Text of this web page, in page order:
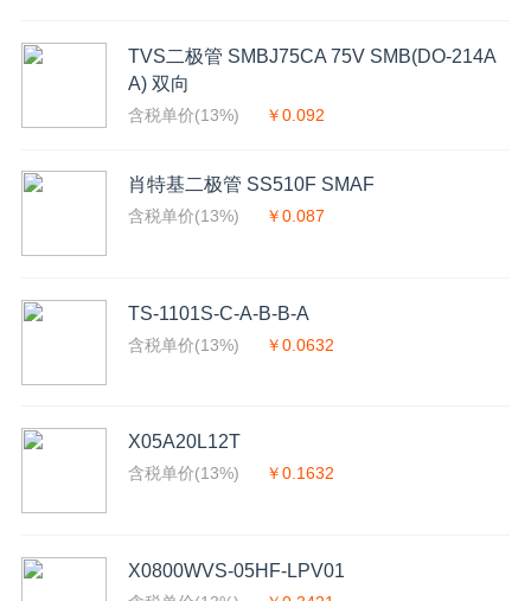
TVS二极管 SMBJ75CA 75V SMB(DO-214A
A) 双向
含税单价(13%) ￥0.092
肖特基二极管 SS510F SMAF
含税单价(13%) ￥0.087
TS-1101S-C-A-B-B-A
含税单价(13%) ￥0.0632
X05A20L12T
含税单价(13%) ￥0.1632
X0800WVS-05HF-LPV01